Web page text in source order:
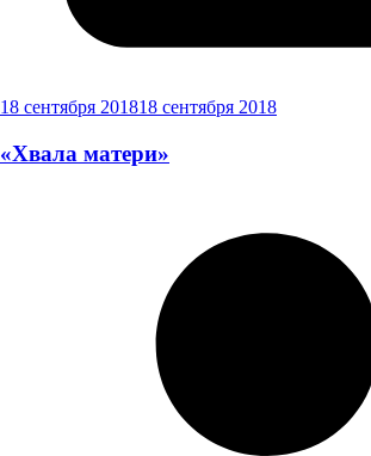
18 сентября 201818 сентября 2018
«Хвала матери»